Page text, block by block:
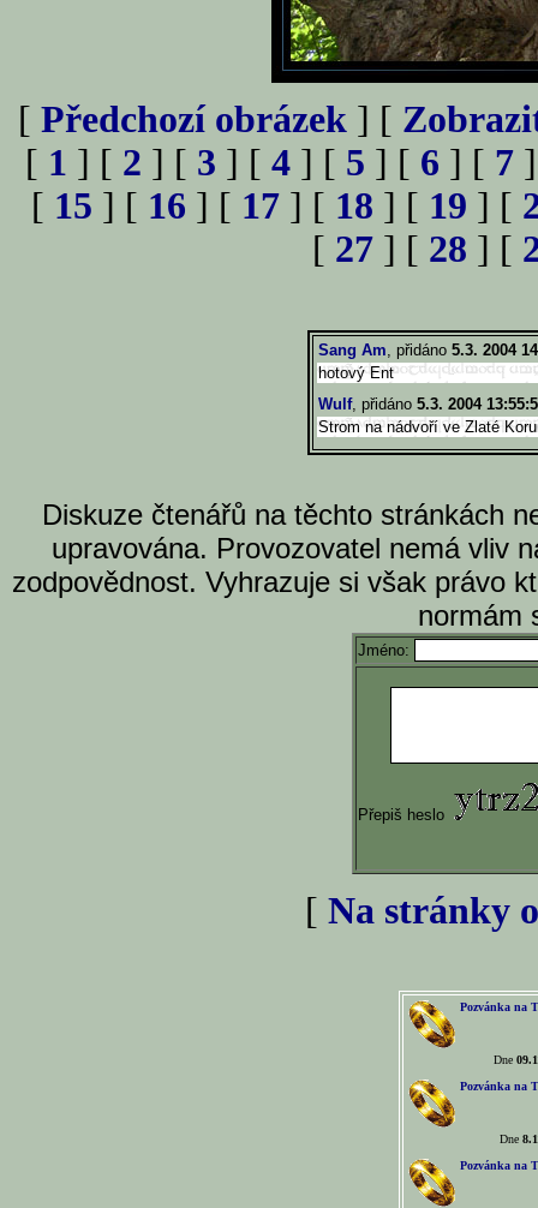
[ Předchozí obrázek ] [
[ 1 ] [ 2 ] [ 3 ] [ 4 ] [ 5 ] [ 6 ] [ 7
[ 15 ] [ 16 ] [ 17 ] [ 18 ] [ 19 ] [
[ 27 ] [ 28 ] [
Sang Am, přidáno 5.3. 2004
hotový Ent
Wulf, přidáno 5.3. 2004
Strom na nádvoří ve Zlaté
Diskuze čtenářů na těchto stránkách
upravována. Provozovatel nemá vliv
zodpovědnost. Vyhrazuje si však právo
normám
Jméno:
Přepiš heslo
[ Na stránky
Pozvánka na
Dne
Pozvánka na
Dne
Pozvánka na